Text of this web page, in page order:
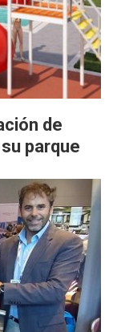
de
parque